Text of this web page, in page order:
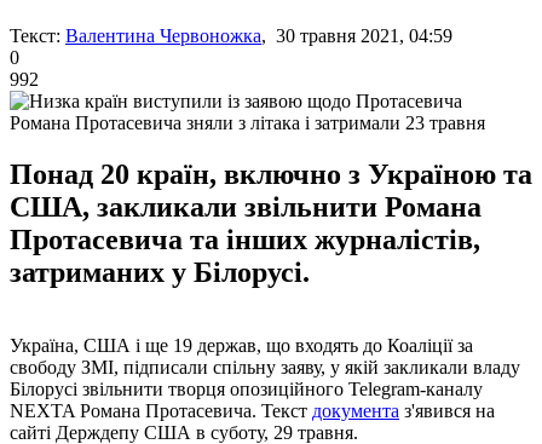
Текст: Валентина Червоножка, 30 травня 2021, 04:59
0
992
Романа Протасевича зняли з літака і затримали 23 травня
Понад 20 країн, включно з Україною та
США, закликали звільнити Романа
Протасевича та інших журналістів,
затриманих у Білорусі.
Україна, США і ще 19 держав, що входять до Коаліції за
свободу ЗМІ, підписали спільну заяву, у якій закликали владу
Білорусі звільнити творця опозиційного Telegram-каналу
NEXTA Романа Протасевича. Текст документа з'явився на
сайті Держдепу США в суботу, 29 травня.